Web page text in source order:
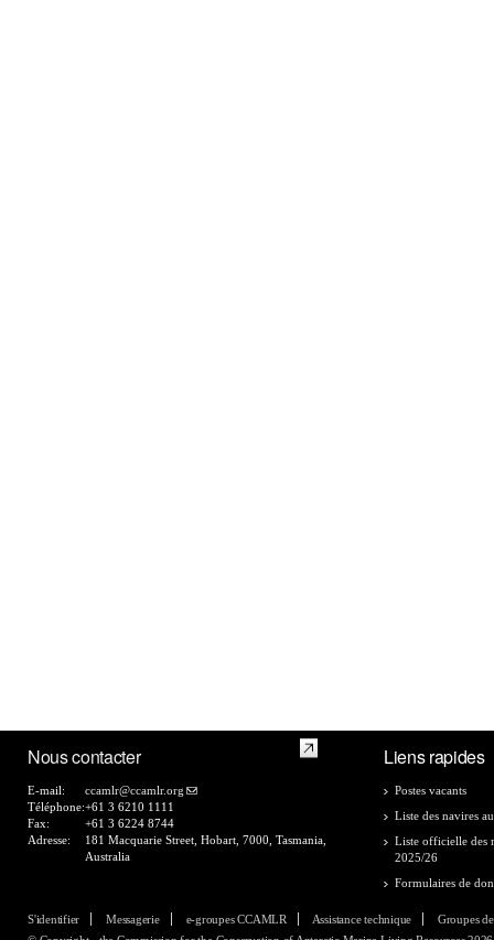
Nous contacter
E-mail:
ccamlr@ccamlr.org
Téléphone:+61 3 6210 1111
Fax:
+61 3 6224 8744
Adresse:
181 Macquarie Street, Hobart, 7000, Tasmania,
Australia
Liens rapides
Postes vacants
Liste des navires
Liste officielle des
2025/26
Formulaires de
S'identifier Messagerie e-groupes CCAMLR Assistance technique
Groupes